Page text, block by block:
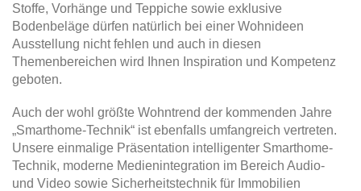
Stoffe, Vorhänge und Teppiche sowie exklusive
Bodenbeläge dürfen natürlich bei einer Wohnideen
Ausstellung nicht fehlen und auch in diesen
Themenbereichen wird Ihnen Inspiration und Kompetenz
geboten.
Auch der wohl größte Wohntrend der kommenden Jahre
„Smarthome-Technik“ ist ebenfalls umfangreich vertreten.
Unsere einmalige Präsentation intelligenter Smarthome-
Technik, moderne Medienintegration im Bereich Audio-
und Video sowie Sicherheitstechnik für Immobilien